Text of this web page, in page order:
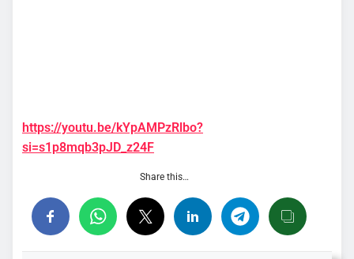
https://youtu.be/kYpAMPzRlbo?
si=s1p8mqb3pJD_z24F
Share this…